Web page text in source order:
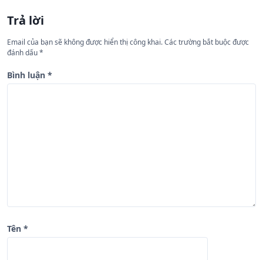
ớ
n
g
b
Trả lời
Email của bạn sẽ không được hiển thị công khai.Các trường bắt buộc được
đánh dấu*
Bình luận *
Tên *